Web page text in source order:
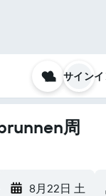
サイン
周
8月22日 土